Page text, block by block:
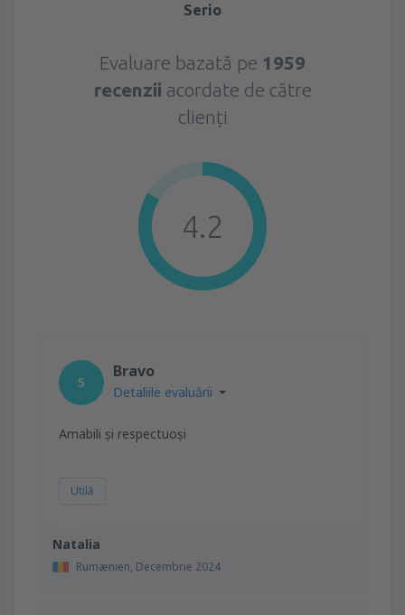
Serio
Evaluare bazată pe 1959
recenzii acordate de către
clienți
4.2
Natalia
Rumænien, Decembrie 2024
5
Bravo
Detaliile evaluării
Amabili și respectuoși
Utilă